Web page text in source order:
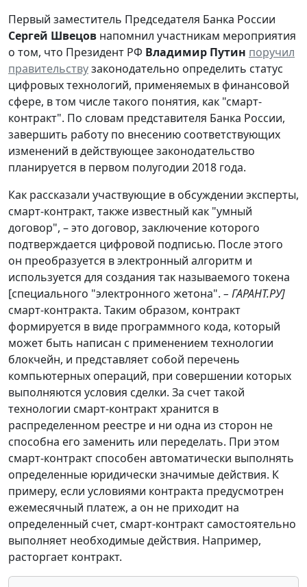
Первый заместитель Председателя Банка России
Сергей Швецов напомнил участникам мероприятия
о том, что Президент РФ Владимир Путин поручил
правительствузаконодательно определить статус
цифровых технологий, применяемых в финансовой
сфере, в том числе такого понятия, как "смарт-
контракт". По словам представителя Банка России,
завершить работу по внесению соответствующих
изменений в действующее законодательство
планируется в первом полугодии 2018 года.
Как рассказали участвующие в обсуждении эксперты,
смарт-контракт, также известный как "умный
договор", – это договор, заключение которого
подтверждается цифровой подписью. После этого
он преобразуется в электронный алгоритм и
используется для создания так называемого токена
[специального "электронного жетона". – ГАРАНТ.РУ]
смарт-контракта. Таким образом, контракт
формируется в виде программного кода, который
может быть написан с применением технологии
блокчейн, и представляет собой перечень
компьютерных операций, при совершении которых
выполняются условия сделки. За счет такой
технологии смарт-контракт хранится в
распределенном реестре и ни одна из сторон не
способна его заменить или переделать. При этом
смарт-контракт способен автоматически выполнять
определенные юридически значимые действия. К
примеру, если условиями контракта предусмотрен
ежемесячный платеж, а он не приходит на
определенный счет, смарт-контракт самостоятельно
выполняет необходимые действия. Например,
расторгает контракт.